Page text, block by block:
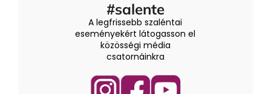
#salente
A legfrissebb szaléntai
eseményekért látogasson el
közösségi média
csatornáinkra